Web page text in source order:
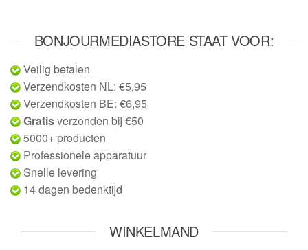
BONJOURMEDIASTORE STAAT VOOR:
Veilig betalen
Verzendkosten NL: €5,95
Verzendkosten BE: €6,95
Gratisverzonden bij €50
5000+ producten
Professionele apparatuur
Snelle levering
14 dagen bedenktijd
WINKELMAND